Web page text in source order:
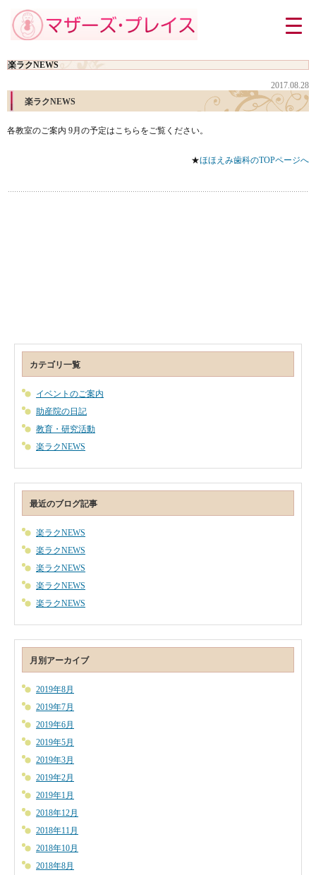
楽ラクNEWS
2017.08.28
楽ラクNEWS
各教室のご案内 9月の予定はこちらをご覧ください。
★ほほえみ歯科のTOPページへ
カテゴリ一覧
イベントのご案内
助産院の日記
教育・研究活動
楽ラクNEWS
最近のブログ記事
楽ラクNEWS
楽ラクNEWS
楽ラクNEWS
楽ラクNEWS
楽ラクNEWS
月別アーカイブ
2019年8月
2019年7月
2019年6月
2019年5月
2019年3月
2019年2月
2019年1月
2018年12月
2018年11月
2018年10月
2018年8月